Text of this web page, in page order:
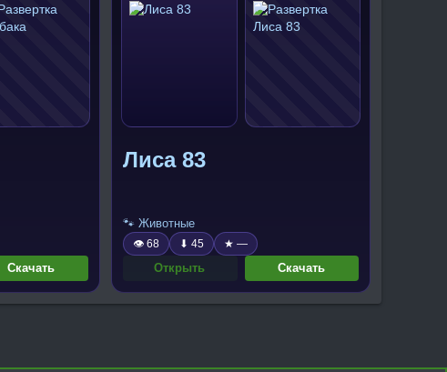
Скачать
Лиса 83
🐾 Животные
👁 68 ⬇ 45 ★ —
Открыть Скачать